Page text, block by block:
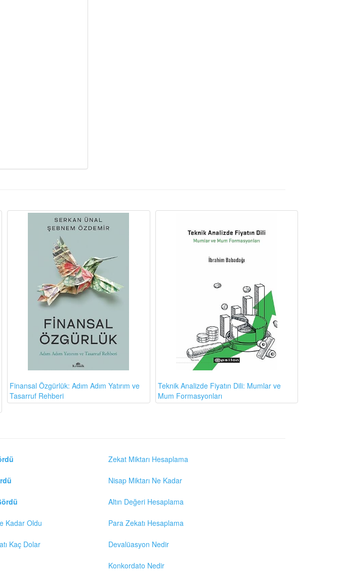
Finansal Özgürlük: Adım Adım Yatırım ve
Tasarruf Rehberi
Teknik Analizde Fiyatın Dili: Mumlar ve
Mum Formasyonları
Kadar Oldu
Kaç Dolar
Zekat Miktarı Hesaplama
Nisap Miktarı Ne Kadar
Altın Değeri Hesaplama
Para Zekatı Hesaplama
Devalüasyon Nedir
Konkordato Nedir